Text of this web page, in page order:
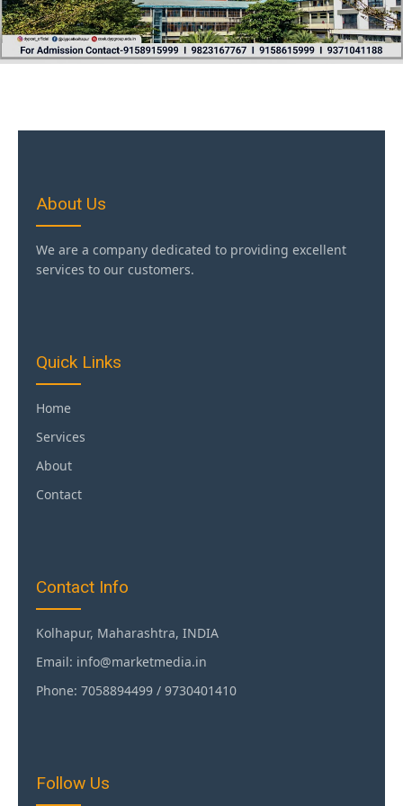
About Us
We are a company dedicated to providing excellent
services to our customers.
Quick Links
Home
Services
About
Contact
Contact Info
Kolhapur, Maharashtra, INDIA
Email: info@marketmedia.in
Phone: 7058894499 / 9730401410
Follow Us